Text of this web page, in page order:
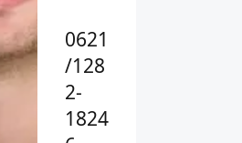
0621
/128
2-
1824